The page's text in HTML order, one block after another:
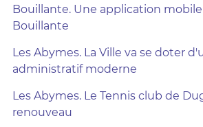
Bouillante. Une application
Bouillante
Les Abymes. La Ville va se doter
administratif moderne
Les Abymes. Le Tennis club de
renouveau